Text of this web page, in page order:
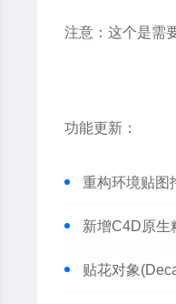
注意：这个是需
功能更新：
重构环境贴图
新增C4D原生
贴花对象